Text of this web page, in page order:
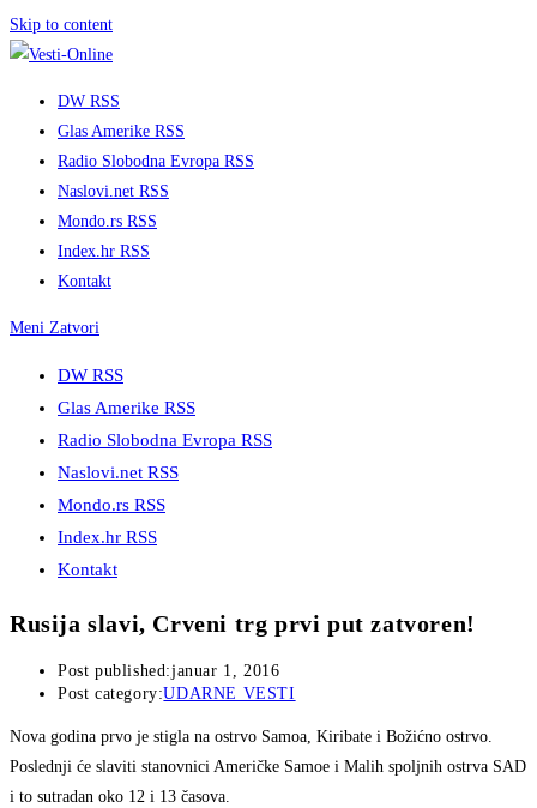
Skip to content
DW RSS
Glas Amerike RSS
Radio Slobodna Evropa RSS
Naslovi.net RSS
Mondo.rs RSS
Index.hr RSS
Kontakt
Meni Zatvori
DW RSS
Glas Amerike RSS
Radio Slobodna Evropa RSS
Naslovi.net RSS
Mondo.rs RSS
Index.hr RSS
Kontakt
Rusija slavi, Crveni trg prvi put zatvoren!
Post published:januar 1, 2016
Post category:UDARNE VESTI
Nova godina prvo je stigla na ostrvo Samoa, Kiribate i Božićno ostrvo.
Poslednji će slaviti stanovnici Američke Samoe i Malih spoljnih ostrva SAD
i to sutradan oko 12 i 13 časova.